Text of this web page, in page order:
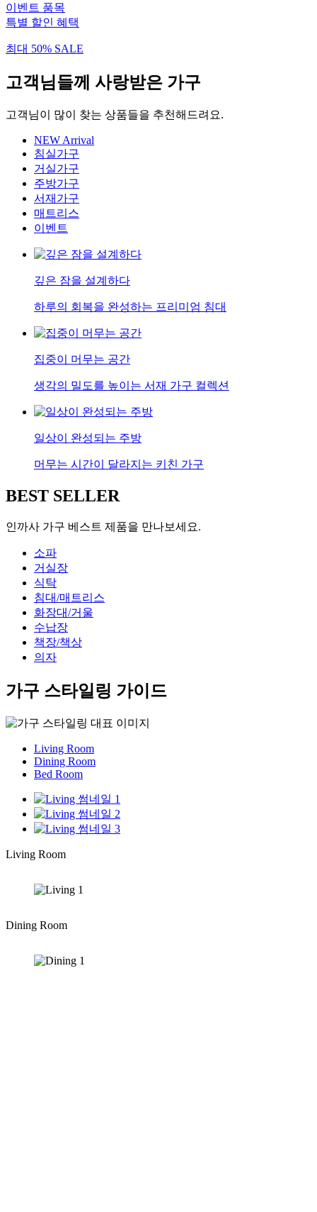
이벤트 품목
특별 할인 혜택
최대 50% SALE
고객님들께 사랑받은 가구
고객님이 많이 찾는 상품들을 추천해드려요.
NEW Arrival
침실가구
거실가구
주방가구
서재가구
매트리스
이벤트
깊은 잠을 설계하다
하루의 회복을 완성하는 프리미엄 침대
집중이 머무는 공간
생각의 밀도를 높이는 서재 가구 컬렉션
일상이 완성되는 주방
머무는 시간이 달라지는 키친 가구
BEST SELLER
인까사 가구 베스트 제품을 만나보세요.
소파
거실장
식탁
침대/매트리스
화장대/거울
수납장
책장/책상
의자
가구 스타일링 가이드
Living Room
Dining Room
Bed Room
Living Room
Dining Room